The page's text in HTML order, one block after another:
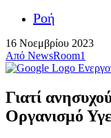
Ροή
16 Νοεμβρίου 2023
Από NewsRoom1
Γιατί
Οργανισμό